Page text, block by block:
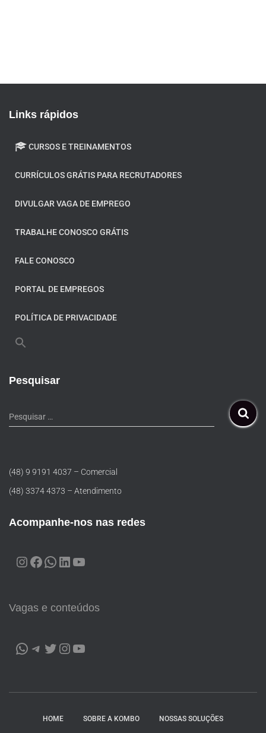
Links rápidos
CURSOS E TREINAMENTOS
CURRÍCULOS GRÁTIS PARA RECRUTADORES
DIVULGAR VAGA DE EMPREGO
TRABALHE CONOSCO GRÁTIS
FALE CONOSCO
PORTAL DE EMPREGOS
POLÍTICA DE PRIVACIDADE
Pesquisar
Pesquisar …
(48) 9 9191 4037 – Comercial
(48) 3374 4373 – Atendimento
Acompanhe-nos nas redes
Vagas e conteúdos
HOME SOBRE A KOMBO NOSSAS SOLUÇÕES